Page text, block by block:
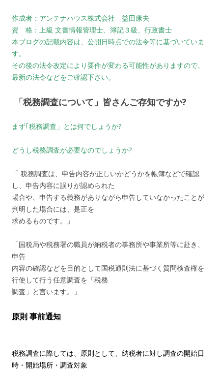
作成者：アンテナハウス株式会社 益田康夫
資 格：上級 文書情報管理士、簿記３級、行政書士
本ブログの記載内容は、公開日時点での法令等に基づいていま
す。
その後の法令改定により要件が変わる可能性がありますので、
最新の法令などをご確認下さい。
「税務調査について」皆さんご存知ですか?
まず｢税務調査」とは何でしょうか?
どうし税務調査が必要なのでしょうか?
「 税務調査は、申告内容が正しいかどうかを帳簿などで確認
し、申告内容に誤りが認められた
場合や、申告する義務がありながら申告していなかったことが
判明した場合には、是正を
求めるものです。」
「国税局や税務署の職員が納税者の事務所や事業所等に赴き、
申告
内容の確認などを目的として国税通則法に基づく質問検査権を
行使して行う任意調査を「税務
調査」と言います。」
原則 事前通知
税務調査に際しては、原則として、納税者に対し調査の開始日
時・開始場所・調査対象